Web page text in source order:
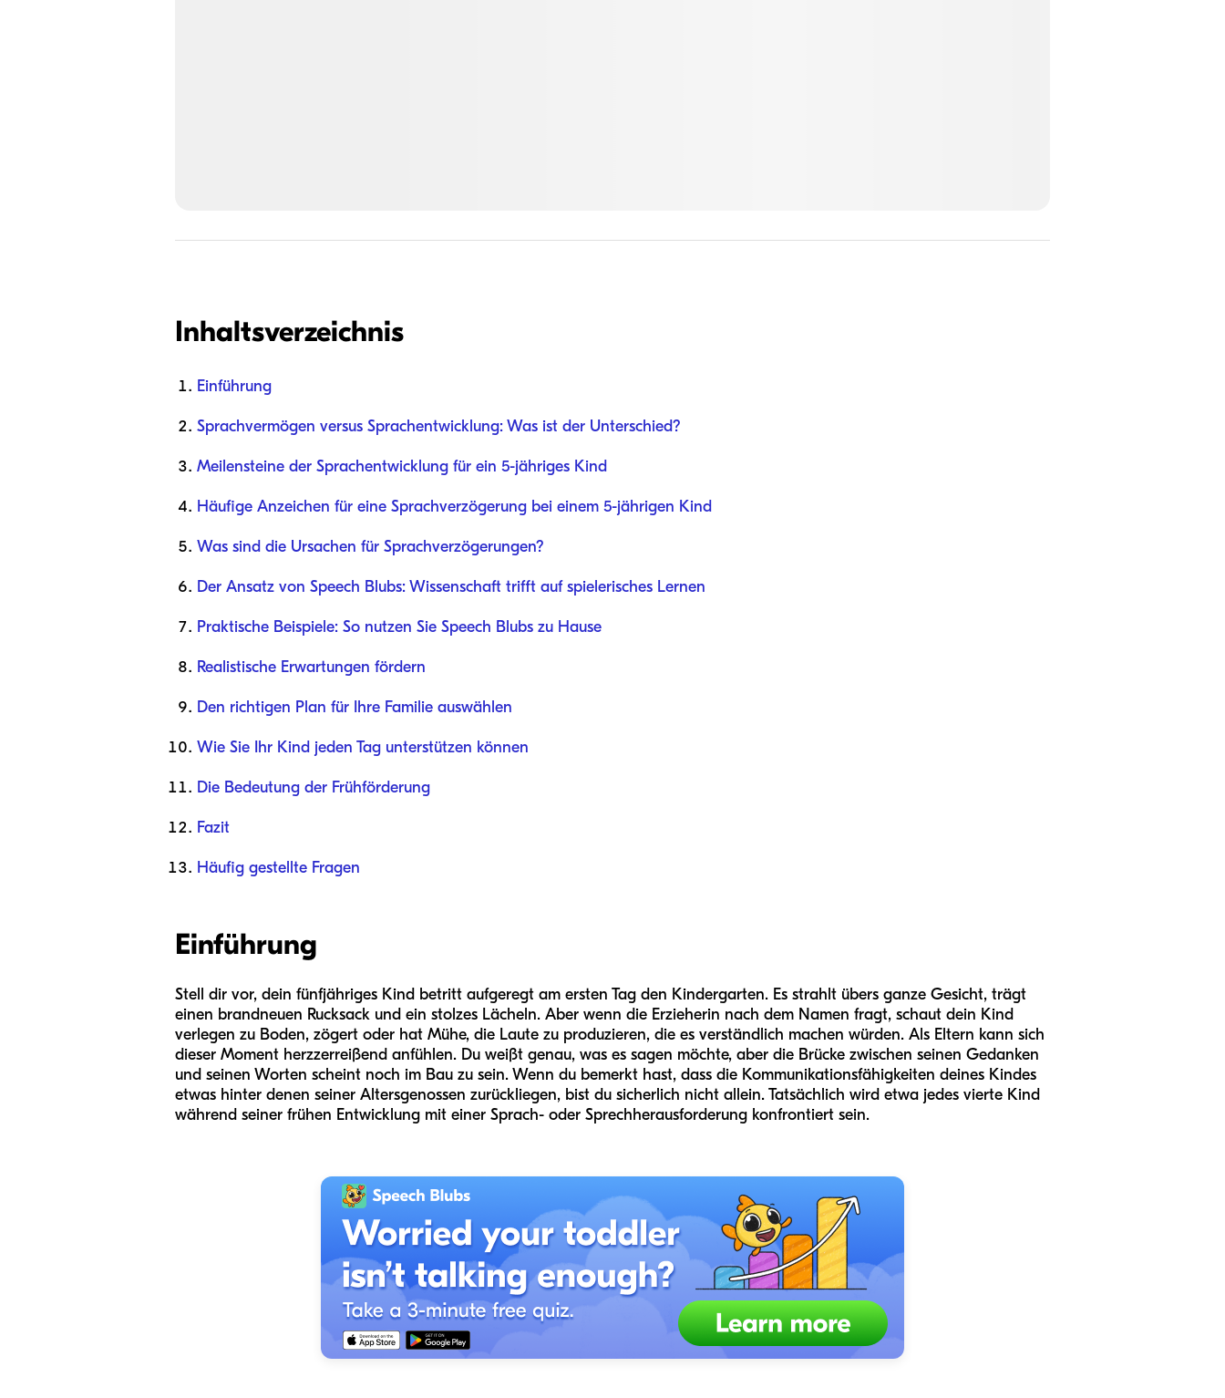
Inhaltsverzeichnis
Einführung
Sprachvermögen versus Sprachentwicklung: Was ist der Unterschied?
Meilensteine der Sprachentwicklung für ein 5-jähriges Kind
Häufige Anzeichen für eine Sprachverzögerung bei einem 5-jährigen Kind
Was sind die Ursachen für Sprachverzögerungen?
Der Ansatz von Speech Blubs: Wissenschaft trifft auf spielerisches Lernen
Praktische Beispiele: So nutzen Sie Speech Blubs zu Hause
Realistische Erwartungen fördern
Den richtigen Plan für Ihre Familie auswählen
Wie Sie Ihr Kind jeden Tag unterstützen können
Die Bedeutung der Frühförderung
Fazit
Häufig gestellte Fragen
Einführung
Stell dir vor, dein fünfjähriges Kind betritt aufgeregt am ersten Tag den Kindergarten. Es strahlt übers ganze Gesicht, trägt
einen brandneuen Rucksack und ein stolzes Lächeln. Aber wenn die Erzieherin nach dem Namen fragt, schaut dein Kind
verlegen zu Boden, zögert oder hat Mühe, die Laute zu produzieren, die es verständlich machen würden. Als Eltern kann sich
dieser Moment herzzerreißend anfühlen. Du weißt genau, was es sagen möchte, aber die Brücke zwischen seinen Gedanken
und seinen Worten scheint noch im Bau zu sein. Wenn du bemerkt hast, dass die Kommunikationsfähigkeiten deines Kindes
etwas hinter denen seiner Altersgenossen zurückliegen, bist du sicherlich nicht allein. Tatsächlich wird etwa jedes vierte Kind
während seiner frühen Entwicklung mit einer Sprach- oder Sprechherausforderung konfrontiert sein.